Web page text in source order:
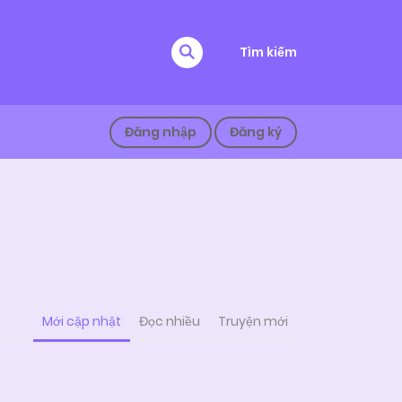
Tìm kiếm
Đăng nhập Đăng ký
Mới cập nhật Đọc nhiều Truyện mới